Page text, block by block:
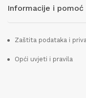
Informacije i pomoć
Zaštita podataka i
Opći uvjeti i pravila